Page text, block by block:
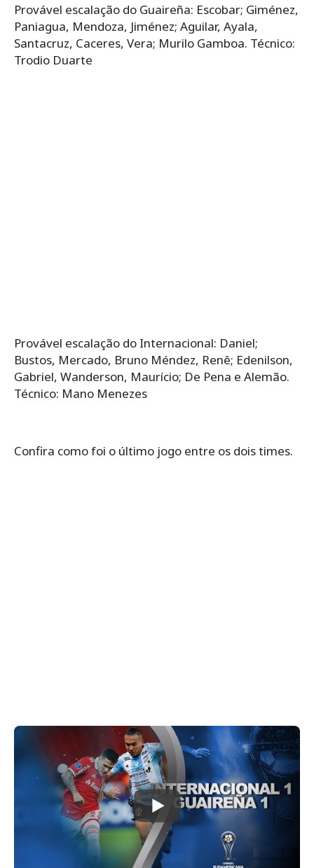
Provável escalação do Guaireña: Escobar; Giménez,
Paniagua, Mendoza, Jiménez; Aguilar, Ayala,
Santacruz, Caceres, Vera; Murilo Gamboa. Técnico:
Trodio Duarte
Provável escalação do Internacional: Daniel;
Bustos, Mercado, Bruno Méndez, Renê; Edenilson,
Gabriel, Wanderson, Maurício; De Pena e Alemão.
Técnico: Mano Menezes
Confira como foi o último jogo entre os dois times.